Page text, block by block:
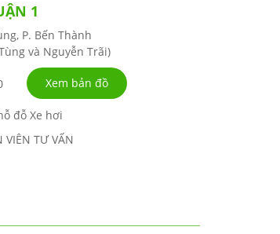
1
P. Bến Thành
và Nguyễn Trãi)
Xem bản đồ
đỗ Xe hơi
VIÊN TƯ VẤN